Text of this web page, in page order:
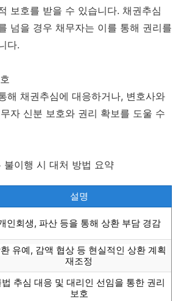
보호를 받을 수 있습니다. 채권추심
넘을 경우 채무자는 이를 통해 권리를
다.
해 채권추심에 대응하거나, 변호사와
자 신분 보호와 권리 확보를 도울 수
불이행 시 대처 방법 요약
설명
인회생, 파산 등을 통해 상환 부담 경감
유예, 감액 협상 등 현실적인 상환 계획
재조정
법 추심 대응 및 대리인 선임을 통한 권리
보호